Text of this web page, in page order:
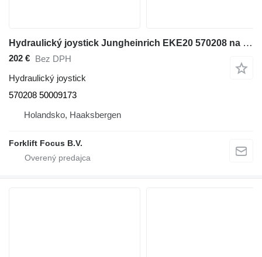
Hydraulický joystick Jungheinrich EKE20 570208 na manipulačnej techniky Jungheinrich EKE20
202 € Bez DPH
Hydraulický joystick
570208 50009173
Holandsko, Haaksbergen
Forklift Focus B.V.